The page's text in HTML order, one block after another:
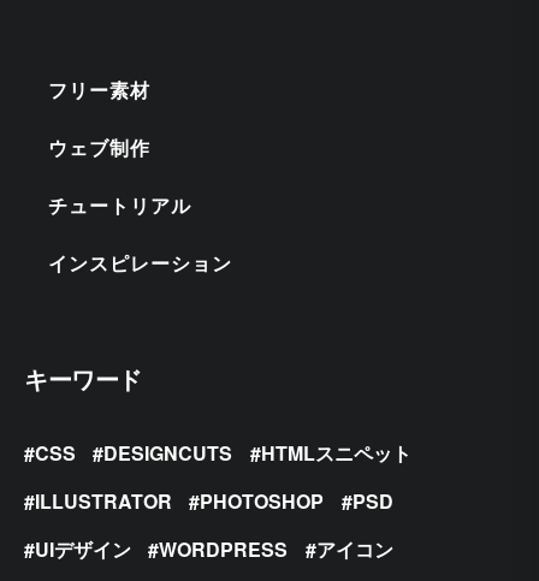
フリー素材
ウェブ制作
チュートリアル
インスピレーション
キーワード
CSS DESIGNCUTS
HTMLスニペット
ILLUSTRATOR
PHOTOSHOP
PSD
UIデザイン
WORDPRESS
アイコン